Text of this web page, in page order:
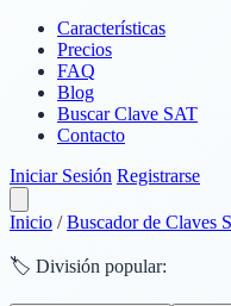
Características
Precios
FAQ
Blog
Buscar Clave SAT
Contacto
Iniciar Sesión Registrarse
Inicio / Buscador de Claves
🏷️ División popular: